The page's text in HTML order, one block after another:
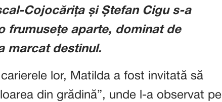
Cojocărița și Ștefan Cigu s-a
frumusețe aparte, dominat de
marcat destinul.
lor, Matilda a fost invitată să
din grădină”, unde l-a observat pe